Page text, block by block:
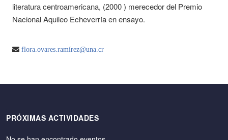
literatura centroamericana, (2000 ) merecedor del Premio
Nacional Aquileo Echeverría en ensayo.
flora.ovares.ramírez@una.cr
PRÓXIMAS ACTIVIDADES